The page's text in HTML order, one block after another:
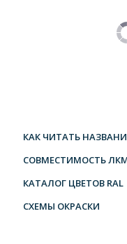
КАК ЧИТАТЬ
СОВМЕСТИМОСТЬ
КАТАЛОГ ЦВЕТОВ RAL
СХЕМЫ ОКРАСКИ